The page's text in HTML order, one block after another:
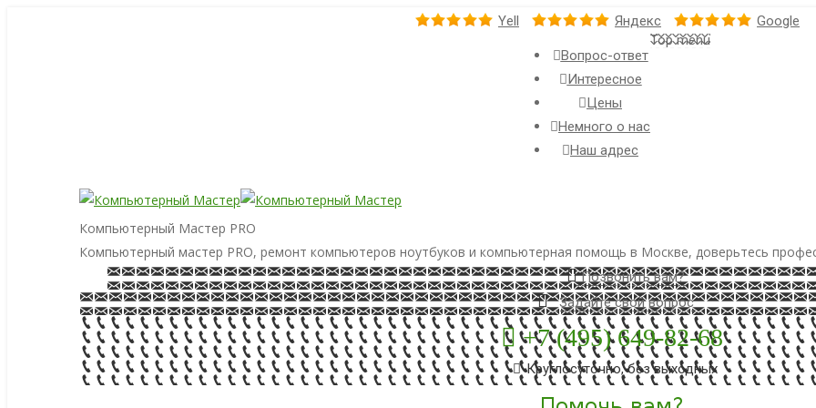
Yell Яндекс Google
Вопрос-ответ
Интересное
Цены
Немного о нас
Наш адрес
Top menu
Компьютерный Мастер PRO
Компьютерный мастер PRO, ремонт компьютеров ноутбуков и компьютерная помощь в Москве, доверьтесь
Позвонить вам?
Задайте свой вопрос
+7 (495) 649-82-68
Круглосуточно, без выходных